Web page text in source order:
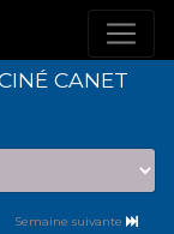
CANET
Semaine suivante